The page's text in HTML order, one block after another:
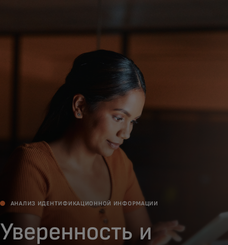
Для всего мира
Для новаторов
Новости и тренды
АНАЛИЗ ИДЕНТИФИКАЦИОННОЙ ИНФОРМАЦИИ
Уверенность и